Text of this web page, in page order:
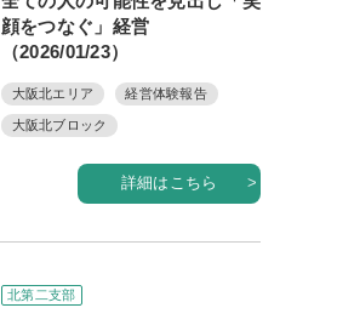
顔をつなぐ」経営
（2026/01/23）
大阪北エリア 経営体験報告
大阪北ブロック
詳細はこちら
北第二支部